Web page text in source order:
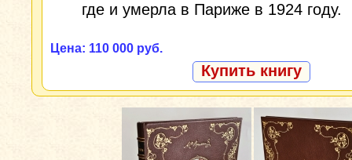
где и умерла в Париже в 1924 году.
Цена: 110 000 руб.
Купить книгу